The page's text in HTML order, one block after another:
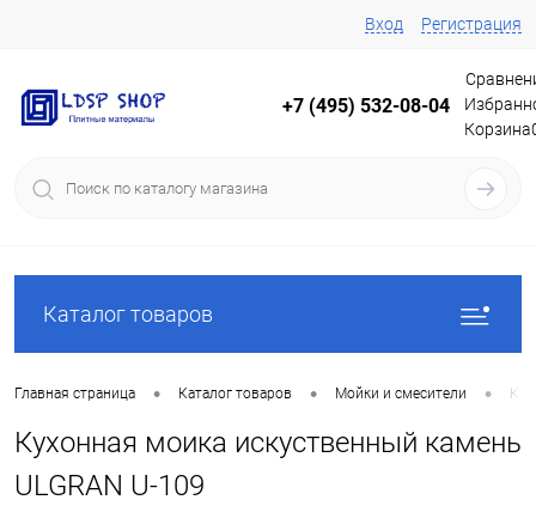
Вход Регистрация
+7 (495) 532-08-04
Корзина
Каталог товаров
Главная страница • Каталог товаров • Мойки и смесители •
Кухонная моика искуственный камень
ULGRAN U-109